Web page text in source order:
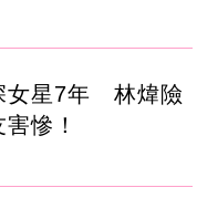
女星7年 林煒險
慘！